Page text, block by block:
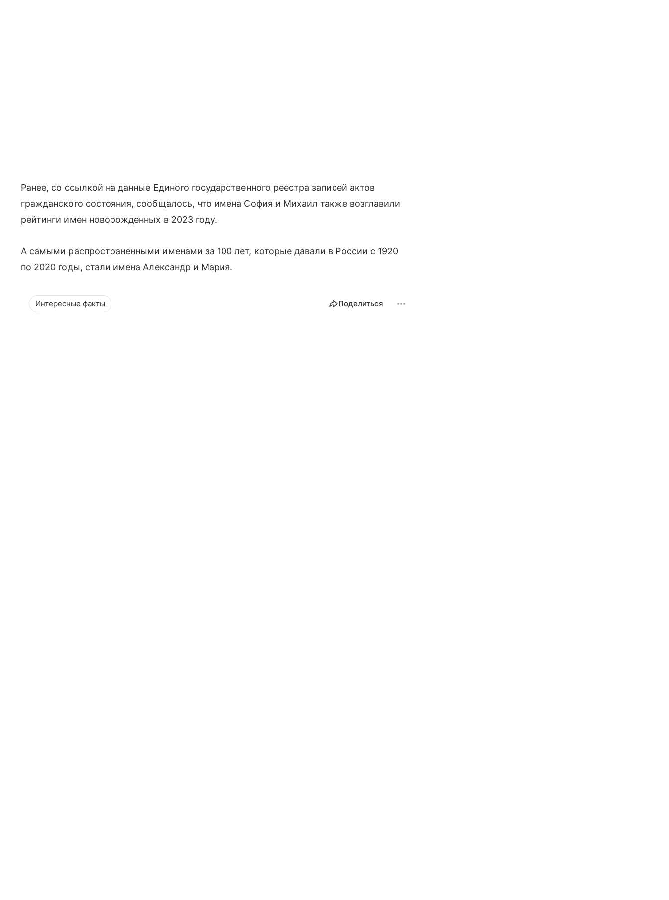
Ранее, со ссылкой на данные Единого государственного реестра записей актов
гражданского состояния, сообщалось, что имена София и Михаил также возглавили
рейтинги имен новорожденных в 2023 году.
А самыми распространенными именами за 100 лет, которые давали в России с 1920
по 2020 годы, стали имена Александр и Мария.
Интересные факты Поделиться